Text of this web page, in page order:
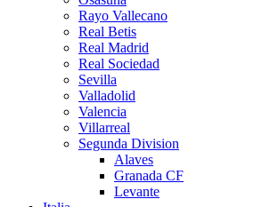
Rayo Vallecano
Real Betis
Real Madrid
Real Sociedad
Sevilla
Valladolid
Valencia
Villarreal
Segunda Division
Alaves
Granada CF
Levante